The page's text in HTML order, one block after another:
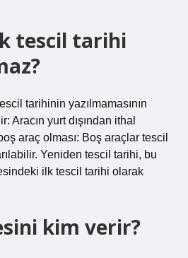
tescil tarihi
tarihinin yazılmamasının
Aracın yurt dışından ithal
araç olması: Boş araçlar tescil
Yeniden tescil tarihi, bu
ilk tescil tarihi olarak
kim verir?